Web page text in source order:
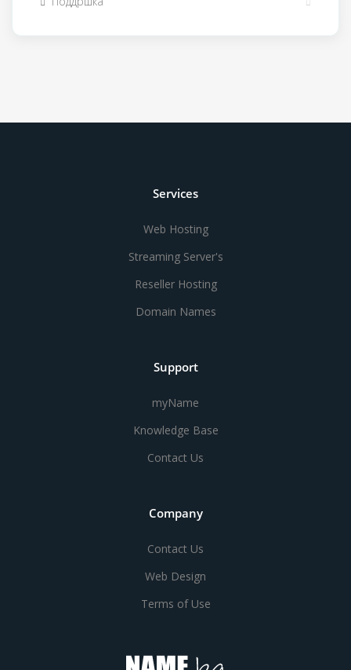
Services
Web Hosting
Streaming Server's
Reseller Hosting
Domain Names
Support
myName
Knowledge Base
Contact Us
Company
Contact Us
Web Design
Terms of Use